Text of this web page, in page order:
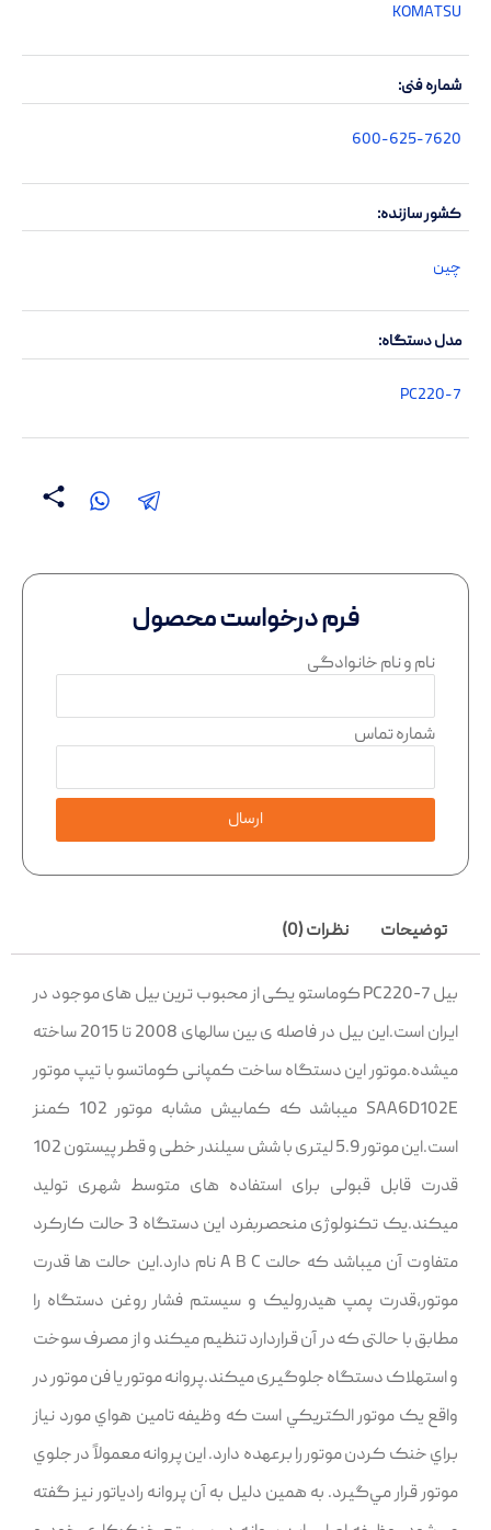
KOMATSU
شماره فنی
600-625-7620
کشور سازنده
چین
مدل دستگاه
PC220-7
فرم درخواست محصول
نام و نام خانوادگی
شماره تماس
ارسال
توضیحات نظرات (0)
بیل PC220-7 کوماستو یکی از محبوب ترین بیل های موجود در
ایران است.این بیل در فاصله ی بین سالهای 2008 تا 2015 ساخته
میشده.موتور این دستگاه ساخت کمپانی کوماتسو با تیپ موتور
SAA6D102E میباشد که کمابیش مشابه موتور 102 کمنز
است.این موتور 5.9 لیتری با شش سیلندر خطی و قطر پیستون 102
قدرت قابل قبولی برای استفاده های متوسط شهری تولید
میکند.یک تکنولوژی منحصربفرد این دستگاه 3 حالت کارکرد
متفاوت آن میباشد که حالت A B C نام دارد.این حالت ها قدرت
موتور,قدرت پمپ هیدرولیک و سیستم فشار روغن دستگاه را
مطابق با حالتی که در آن قراردارد تنظیم میکند و از مصرف سوخت
و استهلاک دستگاه جلوگیری میکند.پروانه موتور يا فن موتور در
واقع يک موتور الکتريکي است که وظيفه تامين هواي مورد نياز
براي خنک‌ کردن موتور را برعهده دارد. اين پروانه معمولاً در جلوي
موتور قرار مي‌گيرد. به همين دليل به آن پروانه رادياتور نيز گفته